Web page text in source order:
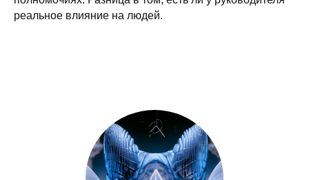
реальное влияние на людей.